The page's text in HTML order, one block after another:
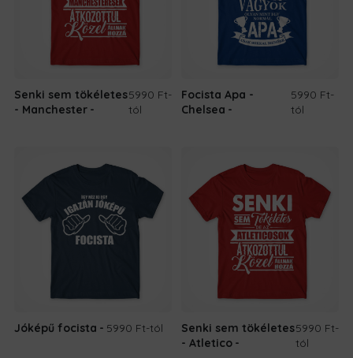
Senki sem tökéletes
- Manchester
5990 Ft-
tól
Focista Apa -
Chelsea
5990 Ft-
tól
Jóképű focista 5990 Ft-tól
Senki sem tökéletes
- Atletico
5990 Ft-
tól